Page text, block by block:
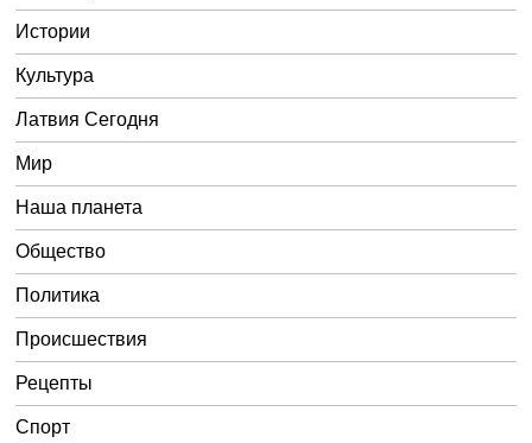
Истории
Культура
Латвия Сегодня
Мир
Наша планета
Общество
Политика
Происшествия
Рецепты
Спорт